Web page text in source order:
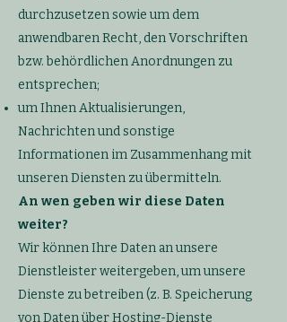
durchzusetzen sowie um dem
anwendbaren Recht, den Vorschriften
bzw. behördlichen Anordnungen zu
entsprechen;
um Ihnen Aktualisierungen,
Nachrichten und sonstige
Informationen im Zusammenhang mit
unseren Diensten zu übermitteln.
An wen geben wir diese Daten
weiter?
Wir können Ihre Daten an unsere
Dienstleister weitergeben, um unsere
Dienste zu betreiben (z. B. Speicherung
von Daten über Hosting-Dienste